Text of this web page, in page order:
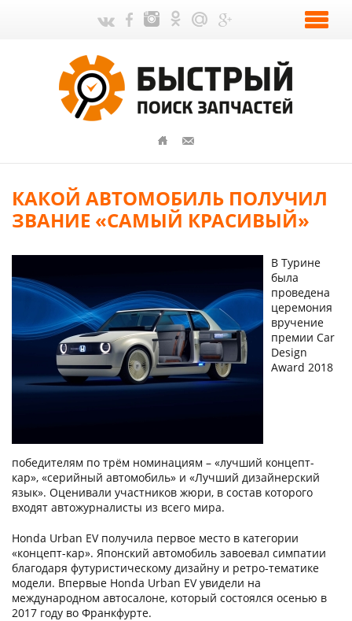
КАКОЙ АВТОМОБИЛЬ ПОЛУЧИЛ
ЗВАНИЕ «САМЫЙ КРАСИВЫЙ»
В Турине
была
проведена
церемония
вручение
премии Car
Design
Award 2018
победителям по трём номинациям – «лучший концепт-
кар», «серийный автомобиль» и «Лучший дизайнерский
язык». Оценивали участников жюри, в состав которого
входят автожурналисты из всего мира.
Honda Urban EV получила первое место в категории
«концепт-кар». Японский автомобиль завоевал симпатии
благодаря футуристическому дизайну и ретро-тематике
модели. Впервые Honda Urban EV увидели на
международном автосалоне, который состоялся осенью в
2017 году во Франкфурте.